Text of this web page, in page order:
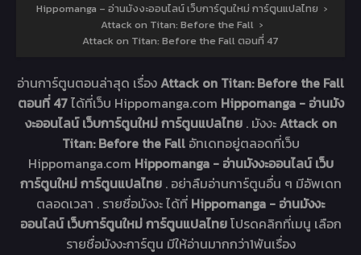
Hippomanga – อ่านมังงะออนไลน์ เว็บการ์ตูนใหม่ การ์ตูนแปลไทย ›
Attack on Titan: Before the Fall ›
Attack on Titan: Before the Fall ตอนที่ 47
อ่านการ์ตูนตอนล่าสุด เรื่องAttack on Titan: Before the Fall
ตอนที่ 47ได้ที่เว็บ Hippomanga.com Hippomanga - อ่านมัง
งะออนไลน์ เว็บการ์ตูนใหม่ การ์ตูนแปลไทย . มังงะAttack on
Titan: Before the Fall อัทเดทอยู่ตลอดที่เว็บ
Hippomanga.com Hippomanga - อ่านมังงะออนไลน์ เว็บ
การ์ตูนใหม่ การ์ตูนแปลไทย . อย่าลืมอ่านการ์ตูนอื่น ๆ มีอัพเดท
ตลอดเวลา . รายชื่อมังงะ ได้ที่ Hippomanga - อ่านมังงะ
ออนไลน์ เว็บการ์ตูนใหม่ การ์ตูนแปลไทยโปรดคลิกที่เมนู เลือก
รายชื่อมังงะการ์ตูน มีให้อ่านมากกว่า1พันเรื่อง